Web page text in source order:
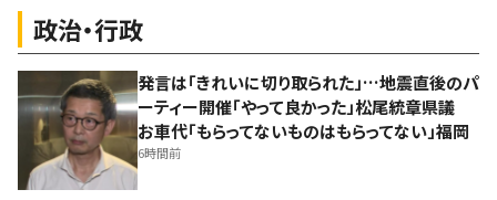
政治・行政
発言は「きれいに切り取られた」…地震直後のパ
ーティー開催「やって良かった」松尾統章県議
お車代「もらってないものはもらってない」福岡
6時間前